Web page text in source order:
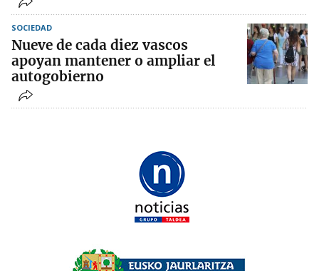
SOCIEDAD
Nueve de cada diez vascos
apoyan mantener o ampliar el
autogobierno